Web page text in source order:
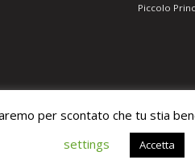
Piccolo
per scontato che tu stia
settings
Accetta